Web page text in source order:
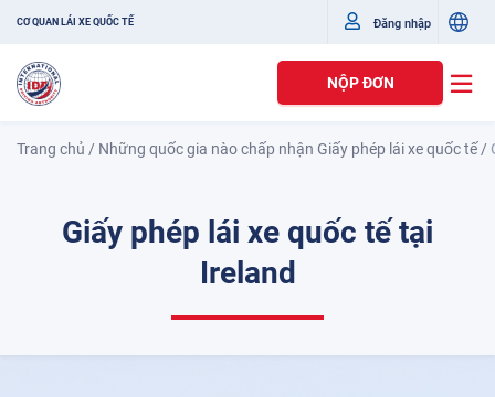
CƠ QUAN LÁI XE QUỐC TẾ Đăng nhập
NỘP ĐƠN
Trang chủ / Những quốc gia nào chấp nhận Giấy phép lái xe quốc tế/
Giấy phép lái xe quốc tế tại
Ireland